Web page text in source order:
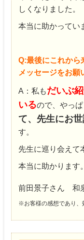
しくなりました。
本当に助かってい
Q:最後にこれから
メッセージをお願
A：私もだいぶ
いるので、やっ
て、先生にお
す。
先生に巡り会えて
本当に助かります。
前田景子さん
※お客様の感想であり、